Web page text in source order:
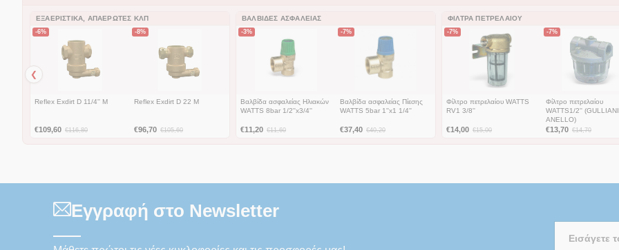
❮
ΕΞΑΕΡΙΣΤΙΚΆ, ΑΠΑΕΡΩΤΈΣ ΚΛΠ
-6%
Reflex Exdirt D 11/4'' M
€109,60 €116,80
-8%
Reflex Exdirt D 22 M
€96,70 €105,60
ΒΑΛΒΊΔΕΣ ΑΣΦΑΛΕΊΑΣ
-3%
Βαλβίδα ασφαλείας Ηλιακών
WATTS 8bar 1/2''x3/4''
€11,20 €11,60
-7%
Βαλβίδα ασφαλείας Πίεσης
WATTS 5bar 1''x1 1/4''
€37,40 €40,20
ΦΊΛΤΡΑ ΠΕΤΡΕΛΑΊΟΥ
-7%
Φίλτρο πετρελαίου WATTS
RV1 3/8''
€14,00 €15,00
-7%
Φίλτρο πετρελαίου
WATTS1/2'' (GULLIANI
ANELLO)
€13,70 €14,70
Εγγραφή στο Newsletter